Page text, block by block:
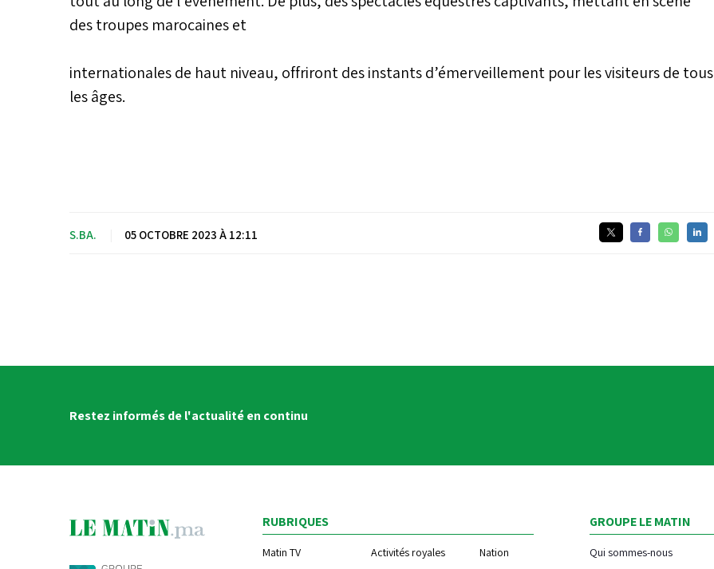
des troupes marocaines et
internationales de haut niveau, offriront des instants d’émerveillement pour les visiteurs de tous
les âges.
S.BA. 05 OCTOBRE 2023 À 12:11
Restez informés de l'actualité en continu
RUBRIQUES
Matin TV Activités royales
Nation
GROUPE LE MATIN
Qui sommes-nous